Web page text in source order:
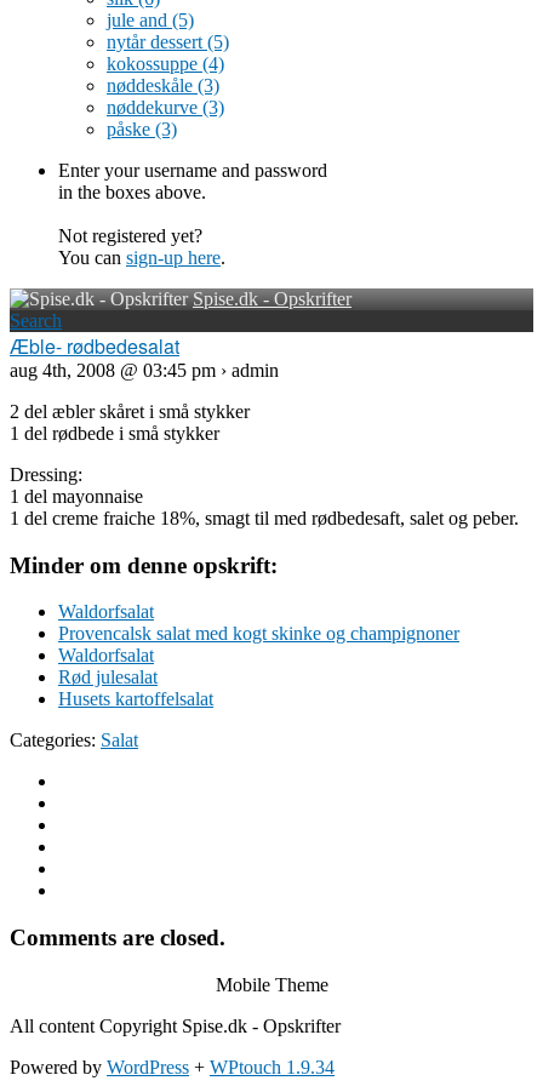
jule and (5)
nytår dessert (5)
kokossuppe (4)
nøddeskåle (3)
nøddekurve (3)
påske (3)
Enter your username and password
in the boxes above.
Not registered yet?
You can sign-up here.
Spise.dk - Opskrifter
Search
Æble- rødbedesalat
aug 4th, 2008 @ 03:45 pm › admin
2 del æbler skåret i små stykker
1 del rødbede i små stykker
Dressing:
1 del mayonnaise
1 del creme fraiche 18%, smagt til med rødbedesaft, salet og peber.
Minder om denne opskrift:
Waldorfsalat
Provencalsk salat med kogt skinke og champignoner
Waldorfsalat
Rød julesalat
Husets kartoffelsalat
Categories: Salat
Comments are closed.
Mobile Theme
All content Copyright Spise.dk - Opskrifter
Powered by WordPress + WPtouch 1.9.34